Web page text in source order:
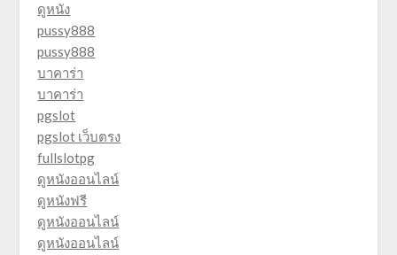
ดูหนัง
pussy888
pussy888
บาคาร่า
บาคาร่า
pgslot
pgslot เว็บตรง
fullslotpg
ดูหนังออนไลน์
ดูหนังฟรี
ดูหนังออนไลน์
ดูหนังออนไลน์